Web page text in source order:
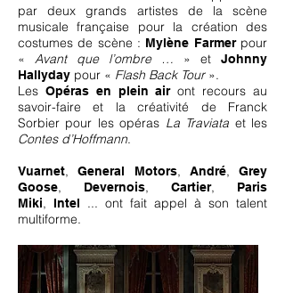
par deux grands artistes de la scène
musicale française pour la création des
costumes de scène : Mylène Farmerpour
« Avant que l’ombre … » et Johnny
Hallyday pour « Flash Back Tour ».
Les Opéras en plein airont recours au
savoir-faire et la créativité de Franck
Sorbier pour les opéras La Traviata et les
Contes d’Hoffmann.
Vuarnet, General Motors, André, Grey
Goose, Devernois, Cartier, Paris
Miki, Intel ... ont fait appel à son talent
multiforme.